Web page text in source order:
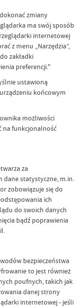
zmiany
ma swój sposób
internetowej
z menu „Narzędzia”,
zakładki
preferencji."
ustawioną
końcowym
możliwości
na funkcjonalność
za
dane statystyczne, m.in.
zobowiązuje się do
ich
do swoich danych
bądź poprawienia
bezpieczeństwa
to jest również
poufnych, takich jak
danej strony
internetowej - jeśli